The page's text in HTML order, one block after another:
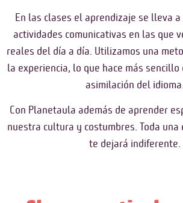
En las clases el aprendizaje se lleva
actividades comunicativas en las que
reales del día a día. Utilizamos una
la experiencia, lo que hace más
asimilación del idioma.
Con Planetaula además de aprender
nuestra cultura y costumbres. Toda una
te dejará indiferente.